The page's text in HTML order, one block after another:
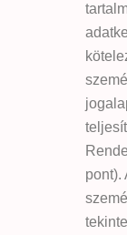
pont).